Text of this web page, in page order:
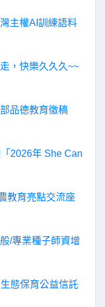
主權AI訓練語料
，快樂久久久~~
品德教育徵稿
2026年 She Can
教育亮點交流座
/專業種子師資增
態保育公益信託